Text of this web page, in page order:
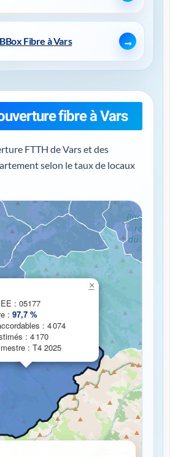
Fibre à Vars
fibre à Vars
FTTH de Vars et des
selon le taux de locaux
la carte de couverture fibre...
: 05177
: 97,7 %
: 4 074
: 4 170
: T4 2025
×